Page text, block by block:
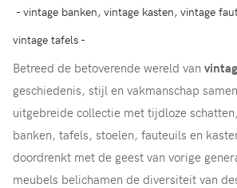
- vintage banken, vintage kasten, vintage
vintage tafels -
Betreed de betoverende wereld van
geschiedenis, stijl en vakmanschap
uitgebreide collectie met tijdloze
banken, tafels, stoelen, fauteuils en
doordrenkt met de geest van vorige
meubels belichamen de diversiteit van